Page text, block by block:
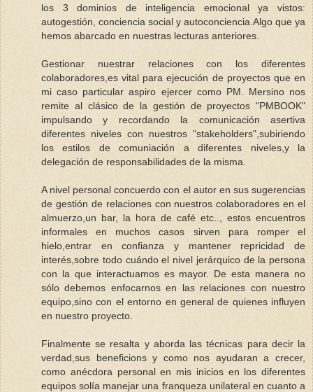
los 3 dominios de inteligencia emocional ya vistos:
autogestión, conciencia social y autoconciencia.Algo que ya
hemos abarcado en nuestras lecturas anteriores.
Gestionar nuestrar relaciones con los diferentes
colaboradores,es vital para ejecución de proyectos que en
mi caso particular aspiro ejercer como PM. Mersino nos
remite al clásico de la gestión de proyectos "PMBOOK"
impulsando y recordando la comunicación asertiva
diferentes niveles con nuestros "stakeholders",subiriendo
los estilos de comuniación a diferentes niveles,y la
delegación de responsabilidades de la misma.
A nivel personal concuerdo con el autor en sus sugerencias
de gestión de relaciones con nuestros colaboradores en el
almuerzo,un bar, la hora de café etc.., estos encuentros
informales en muchos casos sirven para romper el
hielo,entrar en confianza y mantener repricidad de
interés,sobre todo cuándo el nivel jerárquico de la persona
con la que interactuamos es mayor. De esta manera no
sólo debemos enfocarnos en las relaciones con nuestro
equipo,sino con el entorno en general de quienes influyen
en nuestro proyecto.
Finalmente se resalta y aborda las técnicas para decir la
verdad,sus beneficions y como nos ayudaran a crecer,
como anécdora personal en mis inicios en los diferentes
equipos solía manejar una franqueza unilateral en cuanto a